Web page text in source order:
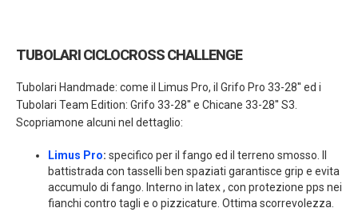
TUBOLARI CICLOCROSS CHALLENGE
Tubolari Handmade: come il Limus Pro, il Grifo Pro 33-28'' ed i
Tubolari Team Edition: Grifo 33-28'' e Chicane 33-28'' S3.
Scopriamone alcuni nel dettaglio:
Limus Pro: specifico per il fango ed il terreno smosso. Il
battistrada con tasselli ben spaziati garantisce grip e evita
accumulo di fango. Interno in latex , con protezione pps nei
fianchi contro tagli e o pizzicature. Ottima scorrevolezza.